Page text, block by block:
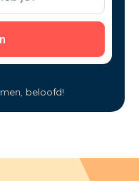
beloofd!